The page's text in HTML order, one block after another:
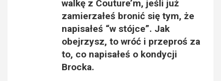
walkę z Couture’m, jeśli już
zamierzałeś bronić się tym, że
napisałeś “w stójce”. Jak
obejrzysz, to wróć i przeproś za
to, co napisałeś o kondycji
Brocka.